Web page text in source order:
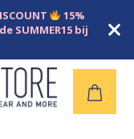
15%
SUMMER15 bij